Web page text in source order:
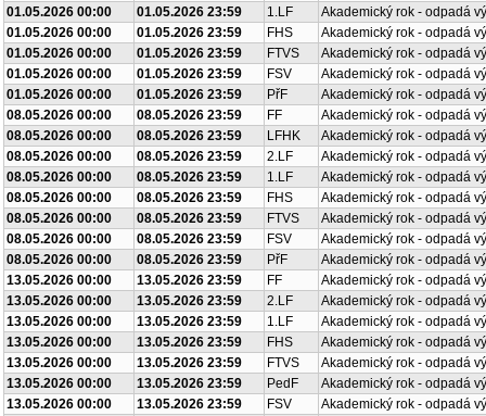
01.05.2026 00:00
01.05.2026 23:59 1.LF
Akademický rok - odpadá
01.05.2026 00:00
01.05.2026 23:59 FHS
Akademický rok - odpadá
01.05.2026 00:00
01.05.2026 23:59 FTVS
Akademický rok - odpadá
01.05.2026 00:00
01.05.2026 23:59 FSV
Akademický rok - odpadá
01.05.2026 00:00
01.05.2026 23:59 PřF
Akademický rok - odpadá
08.05.2026 00:00
08.05.2026 23:59 FF
Akademický rok - odpadá
08.05.2026 00:00
08.05.2026 23:59 LFHK
Akademický rok - odpadá
08.05.2026 00:00
08.05.2026 23:59 2.LF
Akademický rok - odpadá
08.05.2026 00:00
08.05.2026 23:59 1.LF
Akademický rok - odpadá
08.05.2026 00:00
08.05.2026 23:59 FHS
Akademický rok - odpadá
08.05.2026 00:00
08.05.2026 23:59 FTVS
Akademický rok - odpadá
08.05.2026 00:00
08.05.2026 23:59 FSV
Akademický rok - odpadá
08.05.2026 00:00
08.05.2026 23:59 PřF
Akademický rok - odpadá
13.05.2026 00:00
13.05.2026 23:59 FF
Akademický rok - odpadá
13.05.2026 00:00
13.05.2026 23:59 2.LF
Akademický rok - odpadá
13.05.2026 00:00
13.05.2026 23:59 1.LF
Akademický rok - odpadá
13.05.2026 00:00
13.05.2026 23:59 FHS
Akademický rok - odpadá
13.05.2026 00:00
13.05.2026 23:59 FTVS
Akademický rok - odpadá
13.05.2026 00:00
13.05.2026 23:59 PedF
Akademický rok - odpadá
13.05.2026 00:00
13.05.2026 23:59 FSV
Akademický rok - odpadá